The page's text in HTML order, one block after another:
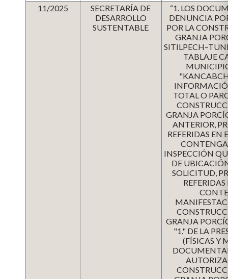
11/2025
SECRETARÍA DE
DESARROLLO
SUSTENTABLE
“1. LOS
DENUNCIA
POR LA
GRANJA
TABLAJE
TOTAL O
GRANJA
ANTERIOR,
REFERIDAS EN
INSPECCIÓN
DE
SOLICITUD,
GRANJA
"1." DE LA
(FÍSICAS Y